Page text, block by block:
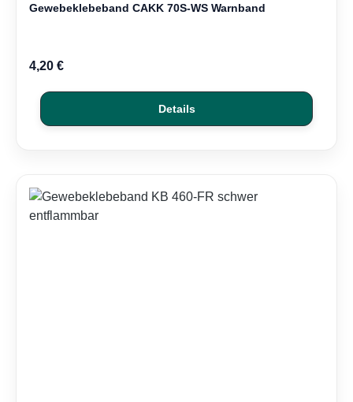
Gewebeklebeband CAKK 70S-WS Warnband
4,20 €
Details